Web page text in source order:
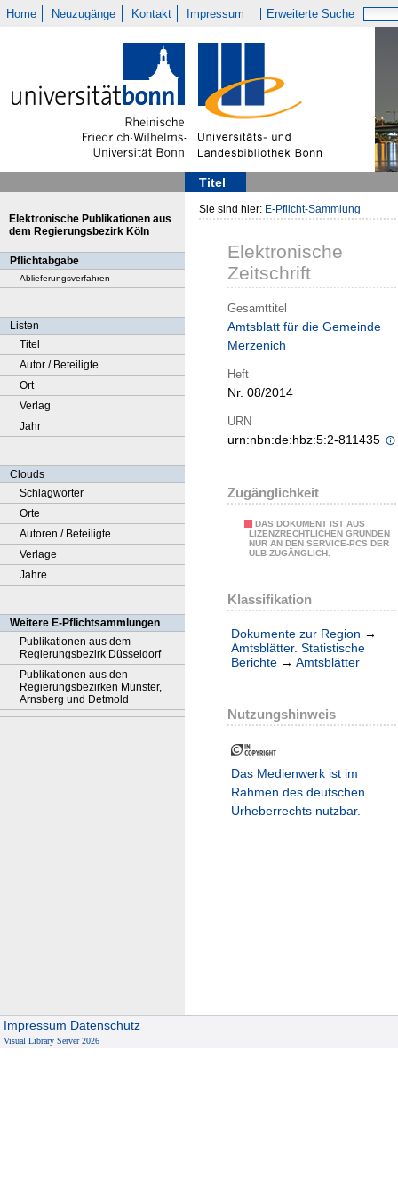
Home Neuzugänge Kontakt Impressum Erweiterte Suche
Titel
Elektronische Publikationen aus
dem Regierungsbezirk Köln
Pflichtabgabe
Ablieferungsverfahren
Listen
Titel
Autor / Beteiligte
Ort
Verlag
Jahr
Clouds
Schlagwörter
Orte
Autoren / Beteiligte
Verlage
Jahre
Weitere E-Pflichtsammlungen
Publikationen aus dem
Regierungsbezirk Düsseldorf
Publikationen aus den
Regierungsbezirken Münster,
Arnsberg und Detmold
Sie sind hier: E-Pflicht-Sammlung
Elektronische
Zeitschrift
Gesamttitel
Amtsblatt für die Gemeinde
Merzenich
Heft
Nr. 08/2014
URN
urn:nbn:de:hbz:5:2-811435
Zugänglichkeit
DAS DOKUMENT IST AUS
LIZENZRECHTLICHEN GRÜNDEN
NUR AN DEN SERVICE-PCS DER
ULB ZUGÄNGLICH.
Klassifikation
Dokumente zur Region →
Amtsblätter. Statistische
Berichte → Amtsblätter
Nutzungshinweis
Das Medienwerk ist im
Rahmen des deutschen
Urheberrechts nutzbar.
Impressum Datenschutz
Visual Library Server 2026